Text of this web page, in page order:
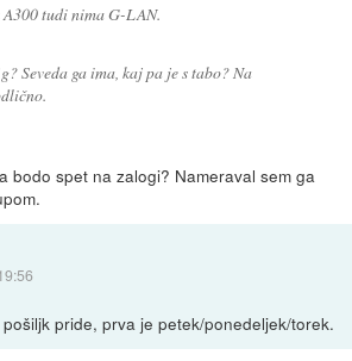
A300 tudi nima G-LAN.
Seveda ga ima, kaj pa je s tabo? Na
bodo spet na zalogi? Nameraval sem ga
pride, prva je petek/ponedeljek/torek.